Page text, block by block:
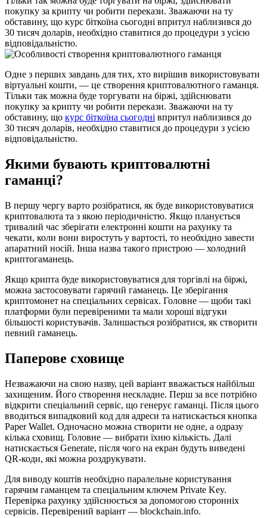
покупку за крипту чи робити перекази. Зважаючи на ту
обставину, що курс біткоїна сьогодні впритул наблизився до
30 тисяч доларів, необхідно ставитися до процедури з усією
відповідальністю.
Одне з перших завдань для тих, хто вирішив використовувати
віртуальні кошти, — це створення криптовалютного гаманця.
Тільки так можна буде торгувати на біржі, здійснювати
покупку за крипту чи робити перекази. Зважаючи на ту
обставину, що курс біткоїна сьогодні впритул наблизився до
30 тисяч доларів, необхідно ставитися до процедури з усією
відповідальністю.
Якими бувають криптовалютні
гаманці?
В першу чергу варто розібратися, як буде використовуватися
криптовалюта та з якою періодичністю. Якщо планується
тривалий час зберігати електронні кошти на рахунку та
чекати, коли вони виростуть у вартості, то необхідно завести
апаратний носій. Інша назва такого пристрою — холодний
криптогаманець.
Якщо крипта буде використовуватися для торгівлі на біржі,
можна застосовувати гарячий гаманець. Це зберігання
криптомонет на спеціальних сервісах. Головне — щоби такі
платформи були перевіреними та мали хороші відгуки
більшості користувачів. Залишається розібратися, як створити
певний гаманець.
Паперове сховище
Незважаючи на свою назву, цей варіант вважається найбільш
захищеним. Його створення нескладне. Перш за все потрібно
відкрити спеціальний сервіс, що генерує гаманці. Після цього
вводиться випадковий код для адреси та натискається кнопка
Paper Wallet. Одночасно можна створити не одне, а одразу
кілька сховищ. Головне — вибрати їхню кількість. Далі
натискається Generate, після чого на екран будуть виведені
QR-коди, які можна роздрукувати.
Для виводу коштів необхідно паралельне користування
гарячим гаманцем та спеціальним ключем Private Key.
Перевірка рахунку здійснюється за допомогою сторонніх
сервісів. Перевірений варіант — blockchain.info.